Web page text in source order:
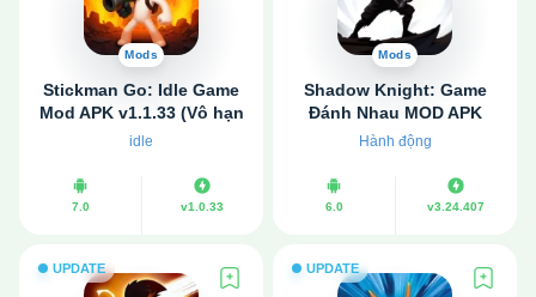
Mods
Stickman Go: Idle Game
Mod APK v1.1.33 (Vô hạn
tiền, Bất tử)
idle
7.0 v1.0.33
Mods
Shadow Knight: Game
Đánh Nhau MOD APK
v3.24.407 (Bất tử, Tăng
Hành động
6.0 v3.24.407
UPDATE UPDATE